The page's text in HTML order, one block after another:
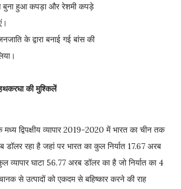
से बुना हुआ कपड़ा और रेशमी कपड़े
के द्वारा बनाई गई बांस की
की मुश्किलें
द्विपक्षीय व्यापार 2019-2020 में भारत का चीन तक
रहा है जहां पर भारत का कुल निर्यात 17.67 अरब
व्यापार घाटा 56.77 अरब डॉलर का है जो निर्यात का 4
से उत्पादों को एकदम से बहिष्कार करने की राह